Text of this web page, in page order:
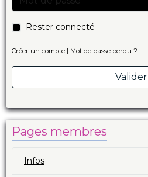
Rester connecté
Créer un compte | Mot de passe perdu ?
Valider
Pages membres
Infos